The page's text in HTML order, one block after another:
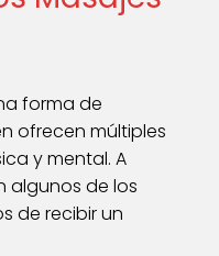
forma de
ofrecen múltiples
y mental. A
algunos de los
de recibir un